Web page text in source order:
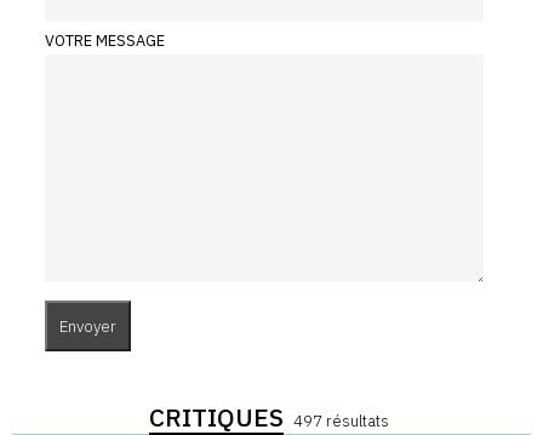
VOTRE MESSAGE
CRITIQUES 497 résultats